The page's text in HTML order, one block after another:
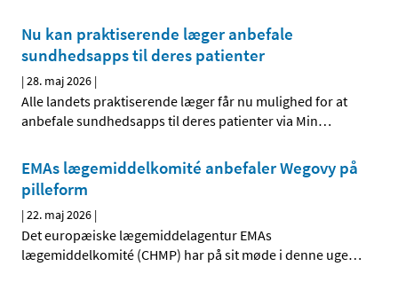
Nu kan praktiserende læger anbefale
sundhedsapps til deres patienter
|28. maj 2026 |
Alle landets praktiserende læger får nu mulighed for at
anbefale sundhedsapps til deres patienter via Min…
EMAs lægemiddelkomité anbefaler Wegovy på
pilleform
|22. maj 2026 |
Det europæiske lægemiddelagentur EMAs
lægemiddelkomité (CHMP) har på sit møde i denne uge…